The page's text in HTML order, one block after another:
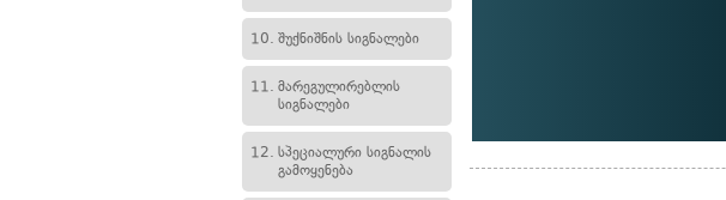
10. შუქნიშნის სიგნალები
11. მარეგულირებლის
სიგნალები
12. სპეციალური სიგნალის
გამოყენება